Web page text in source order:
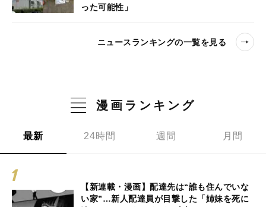
った可能性」
ニュースランキングの一覧を見る
漫画ランキング
最新 24時間 週間 月間
【新連載・漫画】配達先は“誰も住んでいな
い家”…新人配達員が目撃した「姉妹を死に